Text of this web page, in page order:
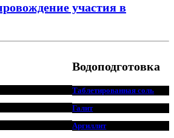
участия в
Водоподготовка
Таблетированная соль
Галит
Аргиллит